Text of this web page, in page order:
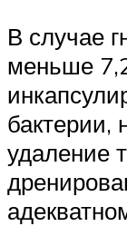
В случае
меньше
бактерии,
удаление